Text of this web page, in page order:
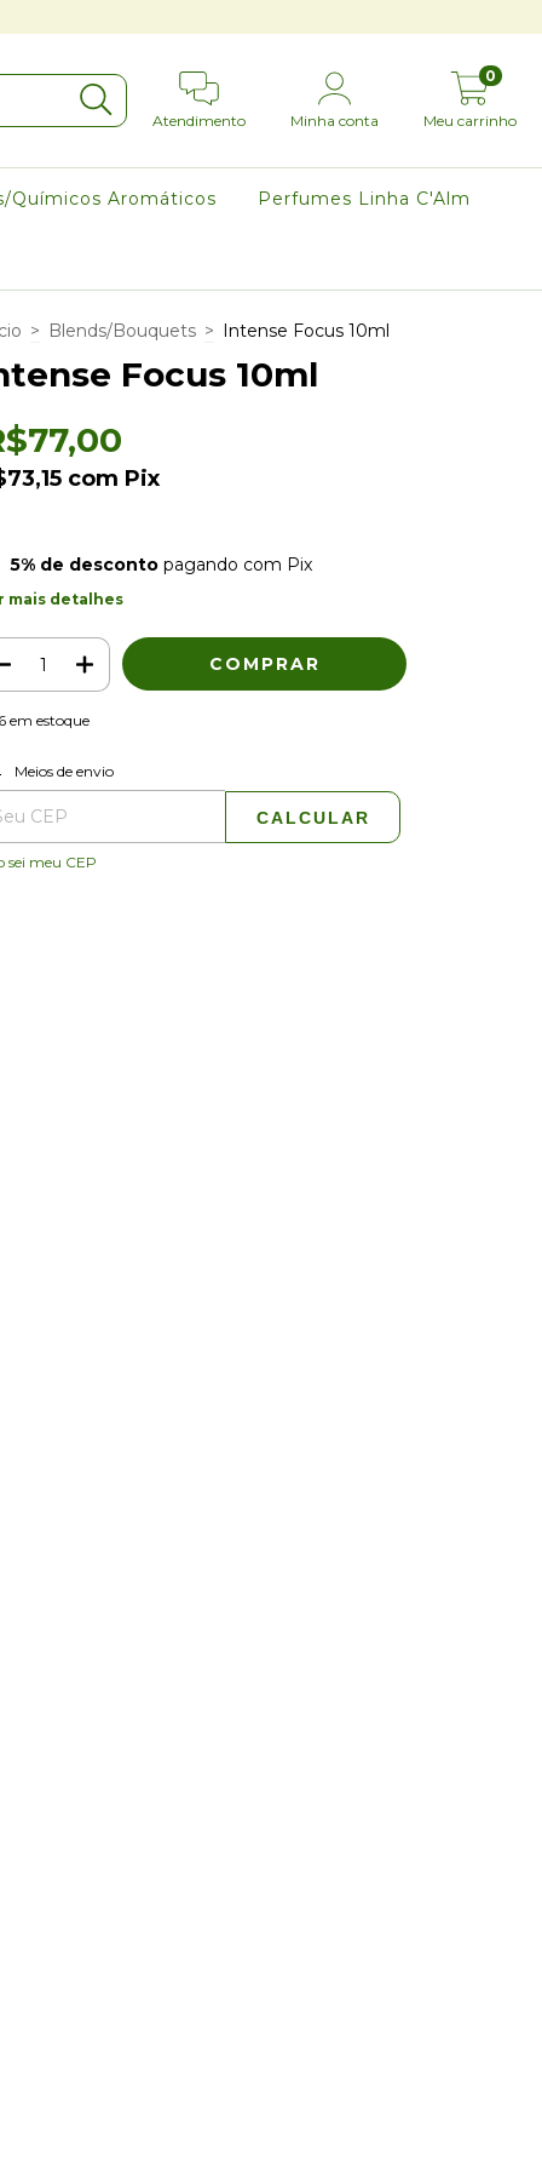
Atendimento Minha conta Meu carrinho
0
Químicos Aromáticos Perfumes Linha C'Alm
> Blends/Bouquets > Intense Focus 10ml
Focus 10ml
com Pix
5% de descontopagando com Pix
mais detalhes
em estoque
para o CEP:
Meios de envio
CALCULAR
sei meu CEP